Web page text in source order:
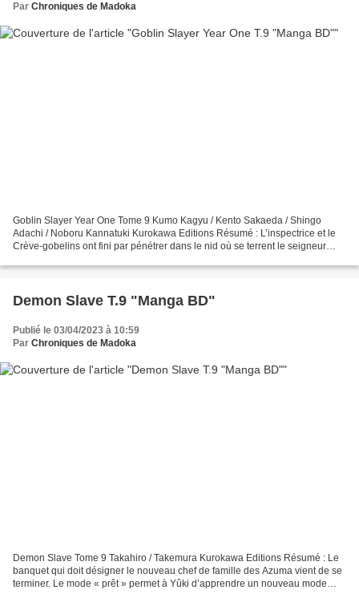
Par Chroniques de Madoka
Goblin Slayer Year One Tome 9 Kumo Kagyu / Kento Sakaeda / Shingo
Adachi / Noboru Kannatuki Kurokawa Editions Résumé : L’inspectrice et le
Crève-gobelins ont fini par pénétrer dans le nid où se terrent le seigneur
Demon Slave T.9 "Manga BD"
Publié le 03/04/2023 à 10:59
Par Chroniques de Madoka
Demon Slave Tome 9 Takahiro / Takemura Kurokawa Editions Résumé : Le
banquet qui doit désigner le nouveau chef de famille des Azuma vient de se
terminer. Le mode « prêt » permet à Yûki d’apprendre un nouveau mode